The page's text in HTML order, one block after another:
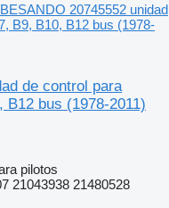
20745552 unidad
B9, B10, B12 bus (1978-
de control para
B12 bus (1978-2011)
pilotos
21043938 21480528